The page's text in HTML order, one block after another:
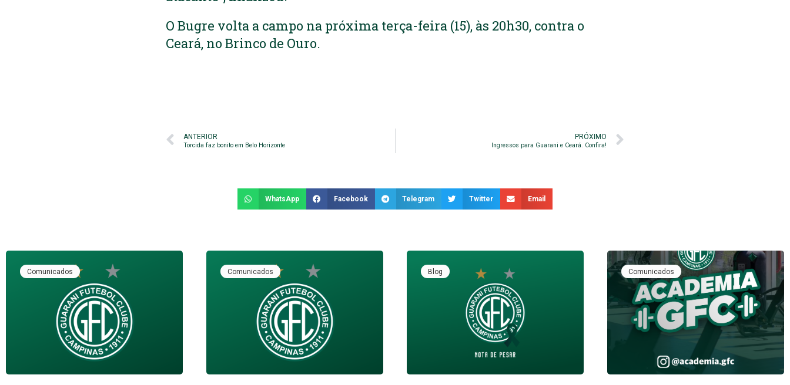
O Bugre volta a campo na próxima terça-feira (15), às 20h30, contra o
Ceará, no Brinco de Ouro.
ANTERIOR
Torcida faz bonito em Belo Horizonte
PRÓXIMO
Ingressos para Guarani e Ceará. Confira!
WhatsApp Facebook Telegram Twitter Email
Comunicados Comunicados Blog Comunicados